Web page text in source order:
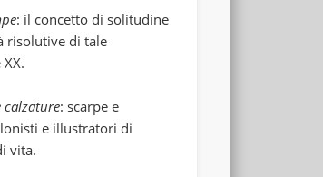
: il concetto di solitudine
risolutive di tale
calzature: scarpe e
e illustratori di
vita.